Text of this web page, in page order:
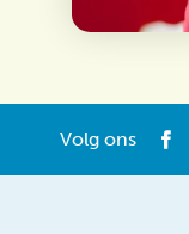
Volg ons